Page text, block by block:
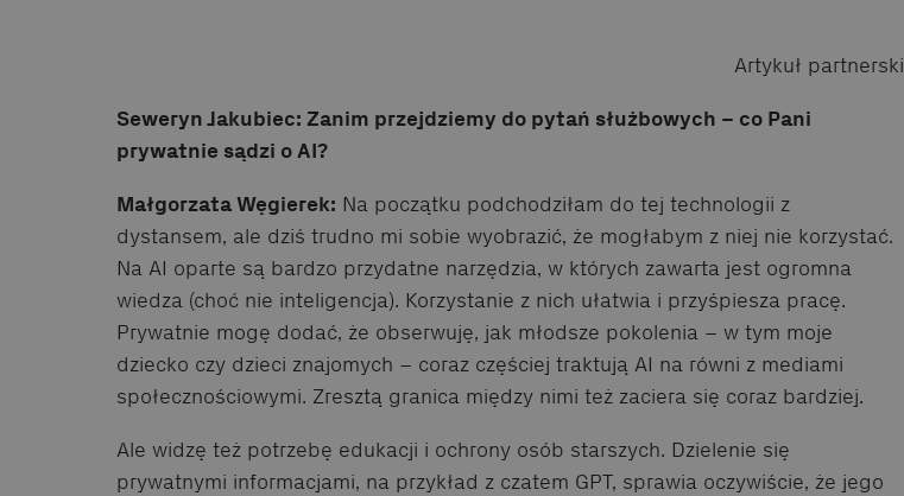
Artykuł partnerski
Seweryn Jakubiec: Zanim przejdziemy do pytań służbowych – co Pani
prywatnie sądzi o AI?
Małgorzata Węgierek: Na początku podchodziłam do tej technologii z
dystansem, ale dziś trudno mi sobie wyobrazić, że mogłabym z niej nie korzystać.
Na AI oparte są bardzo przydatne narzędzia, w których zawarta jest ogromna
wiedza (choć nie inteligencja). Korzystanie z nich ułatwia i przyśpiesza pracę.
Prywatnie mogę dodać, że obserwuję, jak młodsze pokolenia – w tym moje
dziecko czy dzieci znajomych – coraz częściej traktują AI na równi z mediami
społecznościowymi. Zresztą granica między nimi też zaciera się coraz bardziej.
Ale widzę też potrzebę edukacji i ochrony osób starszych. Dzielenie się
prywatnymi informacjami, na przykład z czatem GPT, sprawia oczywiście, że jego